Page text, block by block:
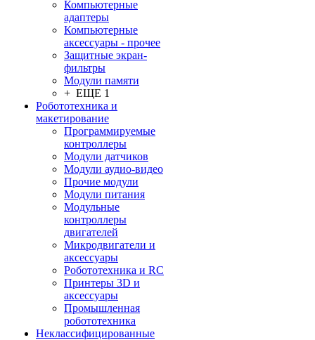
Компьютерные
адаптеры
Компьютерные
аксессуары - прочее
Защитные экран-
фильтры
Модули памяти
+ ЕЩЕ 1
Робототехника и
макетирование
Программируемые
контроллеры
Модули датчиков
Модули аудио-видео
Прочие модули
Модули питания
Модульные
контроллеры
двигателей
Микродвигатели и
аксессуары
Робототехника и RC
Принтеры 3D и
аксессуары
Промышленная
робототехника
Неклассифицированные